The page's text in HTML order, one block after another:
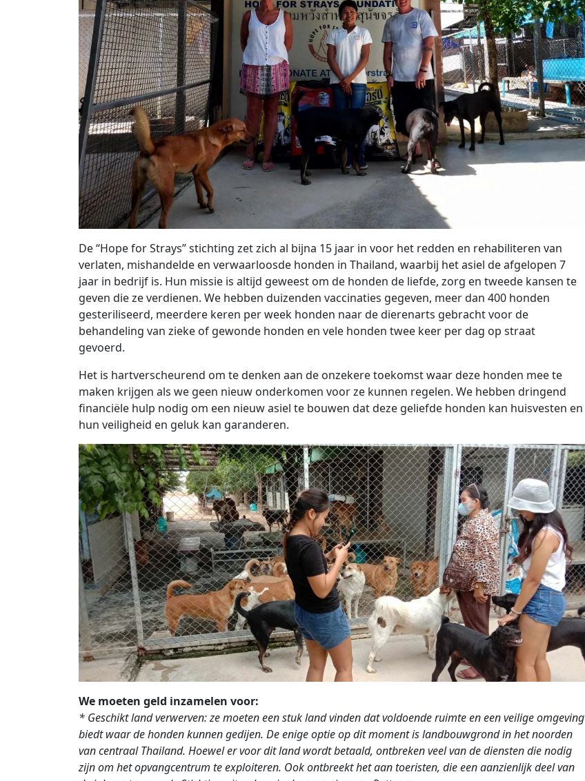
De “Hope for Strays” stichting zet zich al bijna 15 jaar in voor het redden en rehabiliteren van
verlaten, mishandelde en verwaarloosde honden in Thailand, waarbij het asiel de afgelopen 7
jaar in bedrijf is. Hun missie is altijd geweest om de honden de liefde, zorg en tweede kansen te
geven die ze verdienen. We hebben duizenden vaccinaties gegeven, meer dan 400 honden
gesteriliseerd, meerdere keren per week honden naar de dierenarts gebracht voor de
behandeling van zieke of gewonde honden en vele honden twee keer per dag op straat
gevoerd.
Het is hartverscheurend om te denken aan de onzekere toekomst waar deze honden mee te
maken krijgen als we geen nieuw onderkomen voor ze kunnen regelen. We hebben dringend
financiële hulp nodig om een ​​nieuw asiel te bouwen dat deze geliefde honden kan huisvesten en
hun veiligheid en geluk kan garanderen.
We moeten geld inzamelen voor:
* Geschikt land verwerven: ze moeten een stuk land vinden dat voldoende ruimte en een veilige omgeving
biedt waar de honden kunnen gedijen. De enige optie op dit moment is landbouwgrond in het noorden
van centraal Thailand. Hoewel er voor dit land wordt betaald, ontbreken veel van de diensten die nodig
zijn om het opvangcentrum te exploiteren. Ook ontbreekt het aan toeristen, die een aanzienlijk deel van